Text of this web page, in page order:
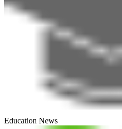
Education News